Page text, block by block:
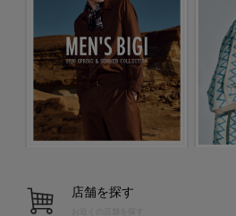
店舗を探す
お近くの店舗を探す